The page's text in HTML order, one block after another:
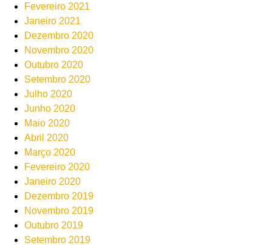
Fevereiro 2021
Janeiro 2021
Dezembro 2020
Novembro 2020
Outubro 2020
Setembro 2020
Julho 2020
Junho 2020
Maio 2020
Abril 2020
Março 2020
Fevereiro 2020
Janeiro 2020
Dezembro 2019
Novembro 2019
Outubro 2019
Setembro 2019